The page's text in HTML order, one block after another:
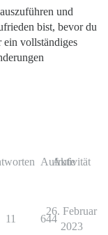
und
bist, bevor du
ein vollständiges
Aufrufe
Aktivität
11 644
26. Februar
2023